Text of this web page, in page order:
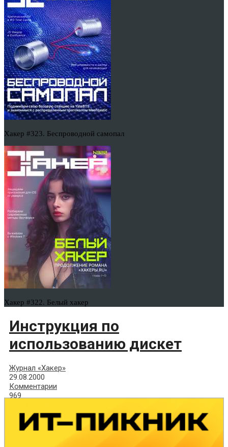
Хакер #323. Беспроводной самопал
Хакер #322. Белый хакер
Инструкция по
использованию дискет
Журнал «Хакер»
29.08.2000
Комментарии
969